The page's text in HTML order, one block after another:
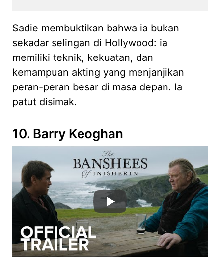
Sadie membuktikan bahwa ia bukan
sekadar selingan di Hollywood: ia
memiliki teknik, kekuatan, dan
kemampuan akting yang menjanjikan
peran-peran besar di masa depan. Ia
patut disimak.
10. Barry Keoghan